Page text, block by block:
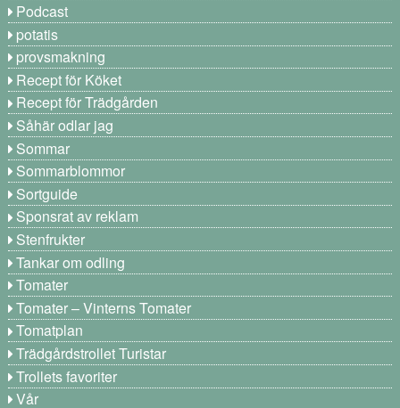
Podcast
potatis
provsmakning
Recept för Köket
Recept för Trädgården
Såhär odlar jag
Sommar
Sommarblommor
Sortguide
Sponsrat av reklam
Stenfrukter
Tankar om odling
Tomater
Tomater – Vinterns Tomater
Tomatplan
Trädgårdstrollet Turistar
Trollets favoriter
Vår